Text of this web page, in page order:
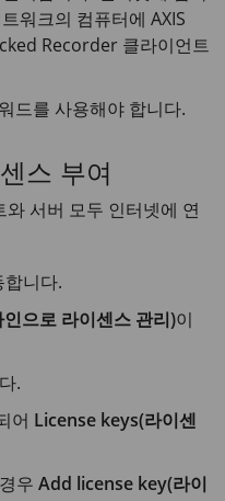
워크의 컴퓨터에 AXIS
Recorder 클라이언트
드를 사용해야 합니다.
스 부여
서버 모두 인터넷에 연
합니다.
으로 라이센스 관리)이
.
어 License keys(라이센
우Add license key(라이